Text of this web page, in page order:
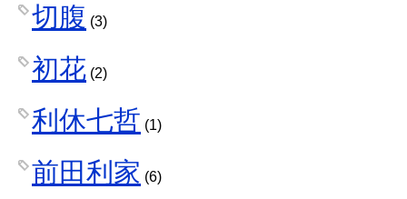
切腹 (3)
初花 (2)
利休七哲 (1)
前田利家 (6)